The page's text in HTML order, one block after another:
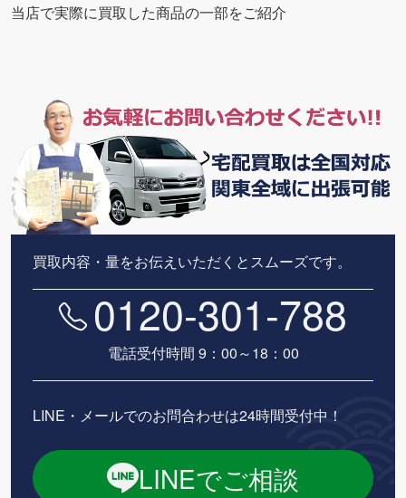
当店で実際に買取した商品の一部をご紹介
買取内容・量をお伝えいただくとスムーズです。
0120-301-788
電話受付時間 9：00～18：00
LINE・メールでのお問合わせは24時間受付中！
LINEでご相談